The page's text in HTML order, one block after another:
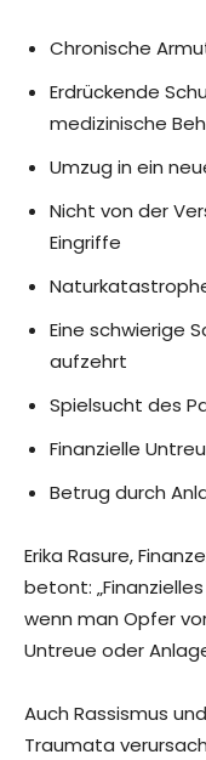
Chronische
Erdrückende
medizinische
Umzug in ein
Nicht von der
Eingriffe
Eine schwierige
aufzehrt
Spielsucht des
Finanzielle
Betrug durch
Erika Rasure,
betont:
wenn man Opfer
Untreue oder
Auch Rassismus
Traumata